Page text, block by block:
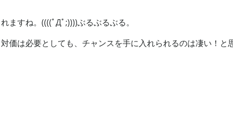
ますね。((((ﾟДﾟ;))))ぶるぶるぶる。
価は必要としても、チャンスを手に入れられるのは凄い！と